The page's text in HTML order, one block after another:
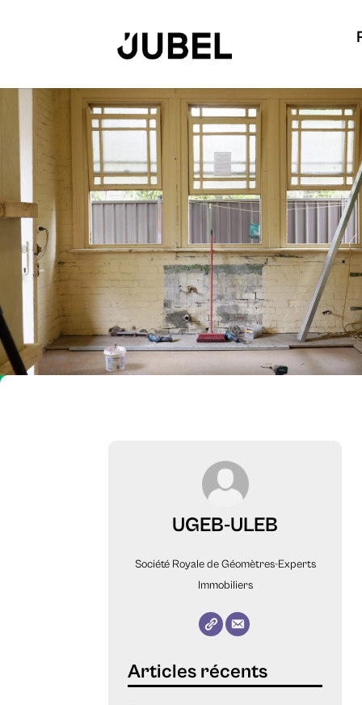
UGEB-ULEB
Société Royale de Géomètres-Experts
Immobiliers